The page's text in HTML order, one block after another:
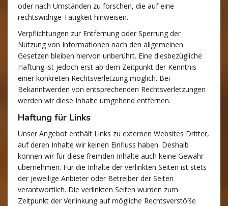
oder nach Umständen zu forschen, die auf eine
rechtswidrige Tätigkeit hinweisen.
Verpflichtungen zur Entfernung oder Sperrung der
Nutzung von Informationen nach den allgemeinen
Gesetzen bleiben hiervon unberührt. Eine diesbezügliche
Haftung ist jedoch erst ab dem Zeitpunkt der Kenntnis
einer konkreten Rechtsverletzung möglich. Bei
Bekanntwerden von entsprechenden Rechtsverletzungen
werden wir diese Inhalte umgehend entfernen.
Haftung für Links
Unser Angebot enthält Links zu externen Websites Dritter,
auf deren Inhalte wir keinen Einfluss haben. Deshalb
können wir für diese fremden Inhalte auch keine Gewähr
übernehmen. Für die Inhalte der verlinkten Seiten ist stets
der jeweilige Anbieter oder Betreiber der Seiten
verantwortlich. Die verlinkten Seiten wurden zum
Zeitpunkt der Verlinkung auf mögliche Rechtsverstöße